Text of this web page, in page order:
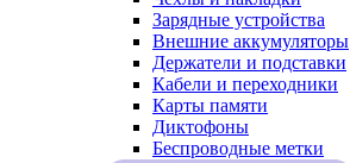
Зарядные устройства
Внешние аккумуляторы
Держатели и подставки
Кабели и переходники
Карты памяти
Диктофоны
Беспроводные метки